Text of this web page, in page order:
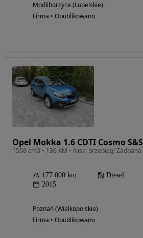
Modliborzyce (Lubelskie)
Firma • Opublikowano
Opel Mokka 1.6 CDTI Cosmo S&S
177 000 km Diesel
2015
Poznań (Wielkopolskie)
Firma • Opublikowano